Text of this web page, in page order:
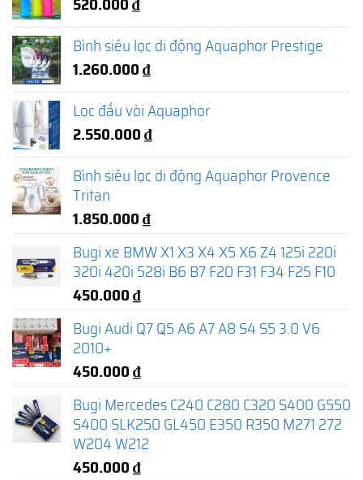
Bình siêu lọc di động Aquaphor Prestige
1.260.000₫
Lọc đầu vòi Aquaphor
2.550.000₫
Bình siêu lọc di động Aquaphor Provence
Tritan
1.850.000₫
Bugi xe BMW X1 X3 X4 X5 X6 Z4 125i 220i
320i 420i 528i B6 B7 F20 F31 F34 F25 F10
450.000₫
Bugi Audi Q7 Q5 A6 A7 A8 S4 S5 3.0 V6
2010+
450.000₫
Bugi Mercedes C240 C280 C320 S400 G550
S400 SLK250 GL450 E350 R350 M271 272
W204 W212
450.000₫